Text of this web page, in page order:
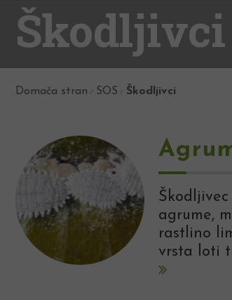
Škodljivci
Domača stran SOS Škodljivci
agrume,
rastlino
vrsta loti